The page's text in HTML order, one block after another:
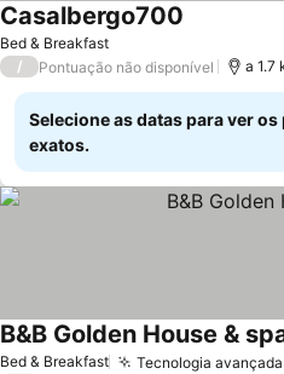
Bed & Breakfast
Casalbergo700
/ Pontuação não disponível a 1.7
Selecione as datas para ver
exatos.
Bed & Breakfast Tecnologia
B&B Golden House &